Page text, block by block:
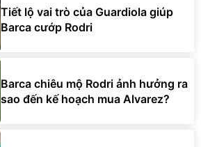
Tiết lộ vai trò của Guardiola giúp
Barca cướp Rodri
Barca chiêu mộ Rodri ảnh hưởng ra
sao đến kế hoạch mua Alvarez?